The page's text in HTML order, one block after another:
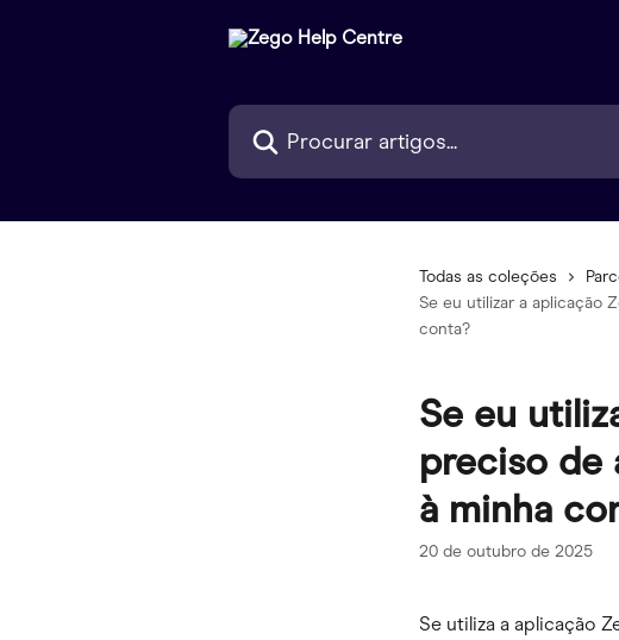
Procurar artigos...
Todas as coleções
Se eu utilizar a aplicação
conta?
Se eu
preciso de
à minha
20 de outubro de 2025
Se utiliza a aplicação